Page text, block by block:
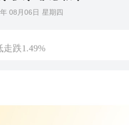
08月06日 星期四
跌1.49%
解首階段運作的準備工作和服